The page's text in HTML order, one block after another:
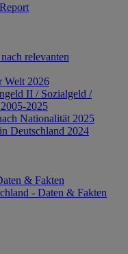
relevanten
Welt 2026
II / Sozialgeld /
2025
Nationalität 2025
Deutschland 2024
& Fakten
- Daten & Fakten